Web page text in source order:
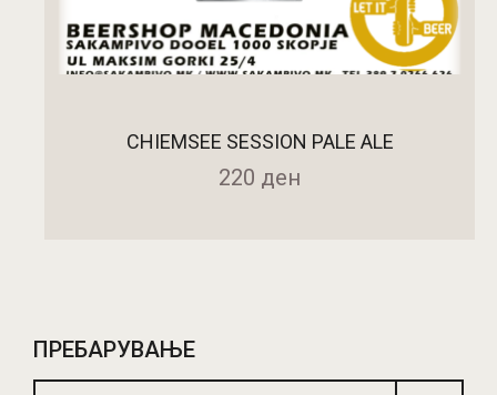
CHIEMSEE SESSION PALE ALE
220 ден
ПРЕБАРУВАЊЕ